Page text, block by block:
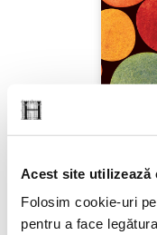
Acest site utilizează
Folosim cookie-uri
pentru a face
Sabine